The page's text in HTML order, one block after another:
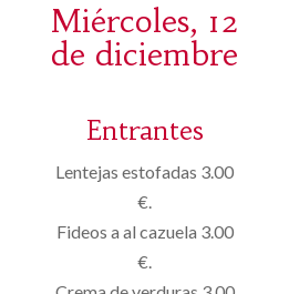
Miércoles, 12
de diciembre
Entrantes
Lentejas estofadas 3.00
€.
Fideos a al cazuela 3.00
€.